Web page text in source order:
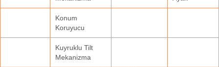
Konum
Koruyucu
Kuyruklu Tilt
Mekanizma